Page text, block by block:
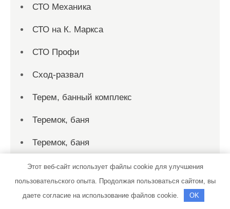
СТО Механика
СТО на К. Маркса
СТО Профи
Сход-развал
Терем, банный комплекс
Теремок, баня
Теремок, баня
Территория первых, сауна
Технопарк, автотехцентр для корейских,
японских и немецких автомобилей
Этот веб-сайт использует файлы cookie для улучшения
пользовательского опыта. Продолжая пользоваться сайтом, вы
даете согласие на использование файлов cookie.
OK